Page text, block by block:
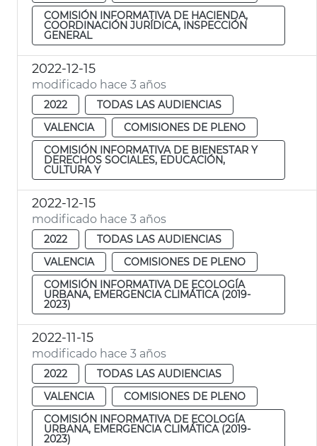
COMISIÓN INFORMATIVA DE HACIENDA,
COORDINACIÓN JURÍDICA, INSPECCIÓN
GENERAL
2022-12-15
modificado hace 3 años
2022
TODAS LAS AUDIENCIAS
VALENCIA
COMISIONES DE PLENO
COMISIÓN INFORMATIVA DE BIENESTAR Y
DERECHOS SOCIALES, EDUCACIÓN,
CULTURA Y
2022-12-15
modificado hace 3 años
2022
TODAS LAS AUDIENCIAS
VALENCIA
COMISIONES DE PLENO
COMISIÓN INFORMATIVA DE ECOLOGÍA
URBANA, EMERGENCIA CLIMÁTICA (2019-
2023)
2022-11-15
modificado hace 3 años
2022
TODAS LAS AUDIENCIAS
VALENCIA
COMISIONES DE PLENO
COMISIÓN INFORMATIVA DE ECOLOGÍA
URBANA, EMERGENCIA CLIMÁTICA (2019-
2023)